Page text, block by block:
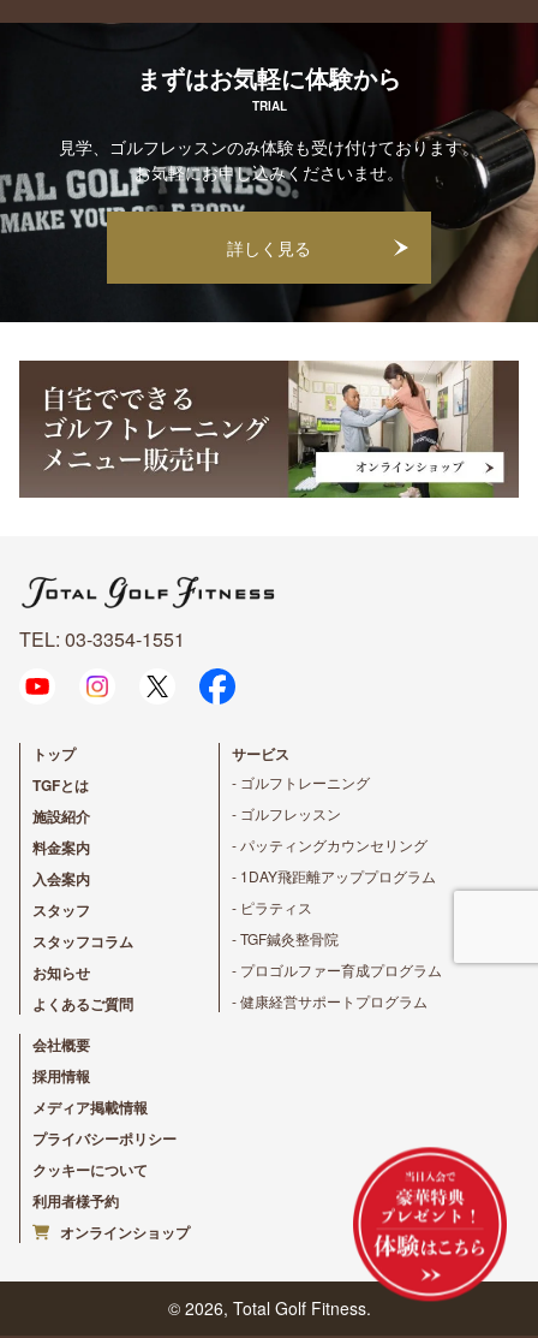
4.メンテナンス，重要なお知らせなど必要に応じたご連絡
5.利用規約に違反したユーザーや，不正・不当な目的でサ
ービスを利用しようとするユーザーの特定をし，ご利用を
6.ユーザーにご自身の登録情報の閲覧や変更，削除，ご利
用状況の閲覧を行っていただくため
7.有料サービスにおいて，ユーザーに利用料金を請求する
ため
8.上記の利用目的に付随する目的
第4条（利用目的の変更）
1.当社は，利用目的が変更前と関連性を有すると合理的に
認められる場合に限り，個人情報の利用目的を変更するも
ウェブサイト上に公表するものとします。
第5条（個人情報の第三者提供）
1.当社は，次に掲げる場合を除いて，あらかじめユーザー
の同意を得ることなく，第三者に個人情報を提供すること
はありません。ただし，個人情報保護法その他の法令で認
められる場合を除きます。
特に必要がある場合であって，本人の同意を得ることが困
難であるとき
者が法令の定める事務を遂行することに対して協力する必
事務の遂行に支障を及ぼすおそれがあるとき
2.前項の定めにかかわらず，次に掲げる場合には，当該情
① 当社が利用目的の達成に必要な範囲内において個人情報
の取扱いの全部または一部を委託する場合
② 合併その他の事由による事業の承継に伴って個人情報が
提供される場合
③ 個人情報を特定の者との間で共同して利用する場合であ
って，その旨並びに共同して利用される個人情報の項目，
共同して利用する者の範囲，利用する者の利用目的および
当該個人情報の管理について責任を有する者の氏名または
名称について，あらかじめ本人に通知し，または本人が容
易に知り得る状態に置いた場合
第6条（個人情報の開示）
1.当社は，本人から個人情報の開示を求められたときは，
本人に対し，遅滞なくこれを開示します。ただし，開示す
たは一部を開示しないこともあり，開示しない決定をした
場合には，その旨を遅滞なく通知します。なお，個人情報
の開示に際しては，1件あたり1,000円の手数料を申し受け
ます。
① 本人または第三者の生命，身体，財産その他の権利利益
を害するおそれがある場合
② 当社の業務の適正な実施に著しい支障を及ぼすおそれが
ある場合
③ その他法令に違反することとなる場合
前項の定めにかかわらず，履歴情報および特性情報などの
個人情報以外の情報については，原則として開示いたしま
第7条（個人情報の訂正および削除）
まずはお気軽に体験から
TRIAL
見学、ゴルフレッスンのみ体験も受け付けております。
お気軽にお申し込みくださいませ。
詳しく見る
TEL: 03-3354-1551
トップ
TGFとは
施設紹介
料金案内
入会案内
スタッフ
スタッフコラム
お知らせ
よくあるご質問
サービス
- ゴルフトレーニング
- ゴルフレッスン
- パッティングカウンセリング
- 1DAY飛距離アッププログラム
- ピラティス
- TGF鍼灸整骨院
- プロゴルファー育成プログラム
- 健康経営サポートプログラム
会社概要
採用情報
メディア掲載情報
プライバシーポリシー
クッキーについて
利用者様予約
オンラインショップ
© 2026, Total Golf Fitness.